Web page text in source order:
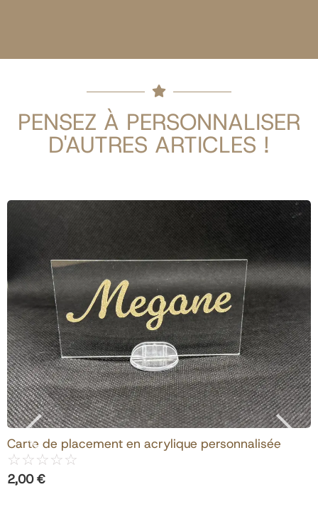
PENSEZ À PERSONNALISER
D'AUTRES ARTICLES !
View Products
Carte de placement en acrylique personnalisée
☆☆☆☆☆
2,00€